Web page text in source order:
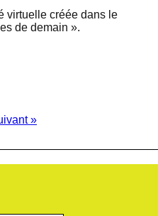
virtuelle créée dans le
de demain ».
»